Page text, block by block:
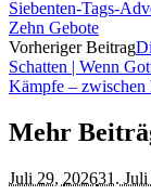
Siebenten-Tags-
Zehn Gebote
Vorheriger Beitrag
Schatten | Wenn
Kämpfe – zwischen
Mehr
Juli 29, 202631.